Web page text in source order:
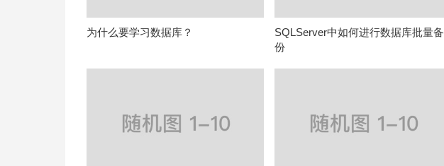
为什么要学习数据库？
SQLServer中如何进行数据库批量备
份